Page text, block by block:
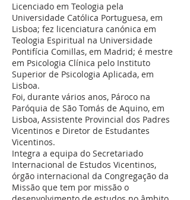
Licenciado em Teologia pela
Universidade Católica Portuguesa, em
Lisboa; fez licenciatura canónica em
Teologia Espiritual na Universidade
Pontifícia Comillas, em Madrid; é mestre
em Psicologia Clínica pelo Instituto
Superior de Psicologia Aplicada, em
Lisboa.
Foi, durante vários anos, Pároco na
Paróquia de São Tomás de Aquino, em
Lisboa, Assistente Provincial dos Padres
Vicentinos e Diretor de Estudantes
Vicentinos.
Integra a equipa do Secretariado
Internacional de Estudos Vicentinos,
órgão internacional da Congregação da
Missão que tem por missão o